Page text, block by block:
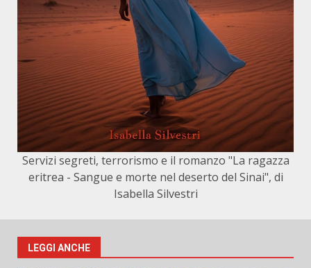
Servizi segreti, terrorismo e il romanzo "La ragazza
eritrea - Sangue e morte nel deserto del Sinai", di
Isabella Silvestri
LEGGI ANCHE